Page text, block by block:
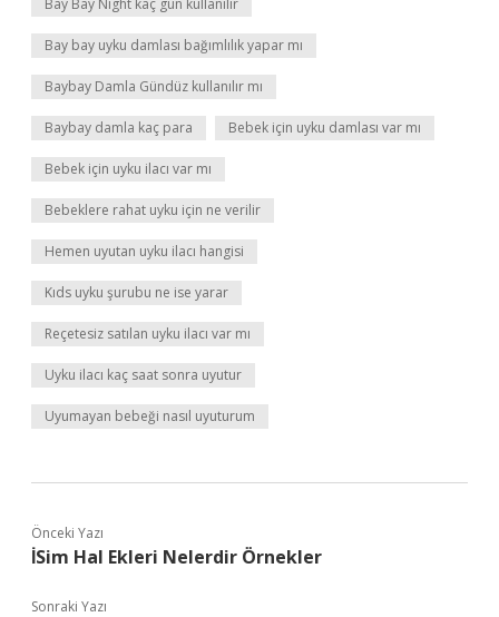
Bay Bay Night kaç gün kullanılır
Bay bay uyku damlası bağımlılık yapar mı
Baybay Damla Gündüz kullanılır mı
Baybay damla kaç para Bebek için uyku damlası var mı
Bebek için uyku ilacı var mı
Bebeklere rahat uyku için ne verilir
Hemen uyutan uyku ilacı hangisi
Kıds uyku şurubu ne ise yarar
Reçetesiz satılan uyku ilacı var mı
Uyku ilacı kaç saat sonra uyutur
Uyumayan bebeği nasıl uyuturum
Önceki Yazı
İSim Hal Ekleri Nelerdir Örnekler
Sonraki Yazı